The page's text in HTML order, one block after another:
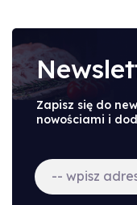
Zapisz się do
nowościami i